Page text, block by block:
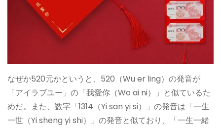
なぜか520元かというと、520（Wu er ling）の発音が
「アイラブユー」の「我愛你（Wo ai ni）」と似ているた
めだ。また、数字「1314（Yi san yi si）」の発音は「一生
一世（Yi sheng yi shi）」の発音と似ており、「一生一緒